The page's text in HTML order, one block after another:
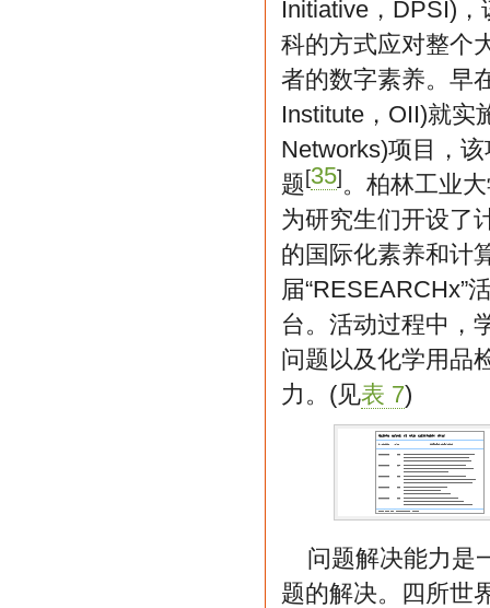
Initiative，DPSI)
科的方式应对整个
者的数字素养。早
Institute，OII)就实
Networks)项目，
题[35]。柏林工业
为研究生们开设了
的国际化素养和计
届“RESEARCHx”
台。活动过程中，
问题以及化学用品
力。(见表 7)
问题解决能力是
题的解决。四所世